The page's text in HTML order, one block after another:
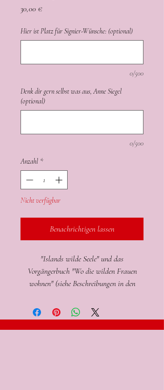
30,00 €Preis
Hier ist Platz für Signier-Wünsche: (optional)
0/500
Denk dir gern selbst was aus, Anne Siegel
(optional)
0/500
Anzahl *
Nicht verfügbar
Benachrichtigen lassen
"Islands wilde Seele" und das
Vorgängerbuch "Wo die wilden Frauen
wohnen" (siehe Beschreibungen in den
2 Hardcover und 20 inspirierende Island-
Portraits als Buchpaket zum Sonderpreis.